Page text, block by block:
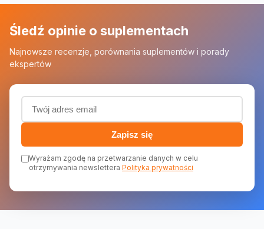
Śledź opinie o suplementach
Najnowsze recenzje, porównania suplementów i porady
ekspertów
Adres email (wymagany)
Zapisz się
Wyrażam zgodę na przetwarzanie danych w celu
otrzymywania newslettera Polityka prywatności